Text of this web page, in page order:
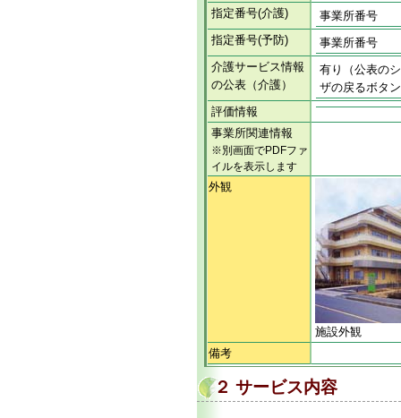
指定番号(介護)
事業所番号
指定番号(予防)
事業所番号
介護サービス情報
の公表（介護）
有り（公表の
ザの戻るボタ
評価情報
事業所関連情報
※別画面でPDFファ
イルを表示します
外観
施設外観
備考
２ サービス内容